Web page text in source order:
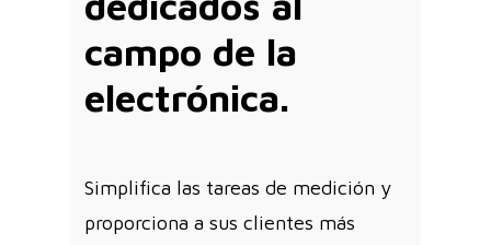
campo de la
electrónica.
Simplifica las tareas de medición y
proporciona a sus clientes más